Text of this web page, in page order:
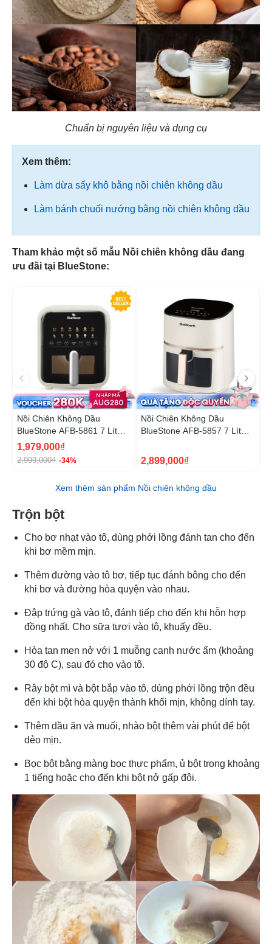
Chuẩn bị nguyên liệu và dụng cụ
Xem thêm:
Làm dừa sấy khô bằng nồi chiên không dầu
Làm bánh chuối nướng bằng nồi chiên không dầu
Tham khảo một số mẫu Nồi chiên không dầu đang
ưu đãi tại BlueStone:
Nồi Chiên Không Dầu
BlueStone AFB-5861 7 Lít
1800W
1,979,000₫
2,999,000₫ -34%
Nồi Chiên Không Dầu
BlueStone AFB-5857 7 Lít
2,899,000₫
Xem thêm sản phẩm Nồi chiên không dầu
Trộn bột
Cho bơ nhạt vào tô, dùng phới lồng đánh tan cho đến
khi bơ mềm mịn.
Thêm đường vào tô bơ, tiếp tục đánh bông cho đến
khi bơ và đường hòa quyện vào nhau.
Đập trứng gà vào tô, đánh tiếp cho đến khi hỗn hợp
đồng nhất. Cho sữa tươi vào tô, khuấy đều.
Hòa tan men nở với 1 muỗng canh nước ấm (khoảng
30 độ C), sau đó cho vào tô.
Rây bột mì và bột bắp vào tô, dùng phới lồng trộn đều
đến khi bột hòa quyện thành khối mịn, không dính tay.
Thêm dầu ăn và muối, nhào bột thêm vài phút để bột
dẻo mịn.
Bọc bột bằng màng bọc thực phẩm, ủ bột trong khoảng
1 tiếng hoặc cho đến khi bột nở gấp đôi.